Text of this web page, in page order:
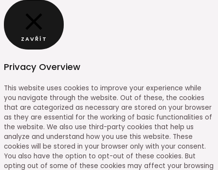
ZAVŘÍT
Privacy Overview
This website uses cookies to improve your experience while
you navigate through the website. Out of these, the cookies
that are categorized as necessary are stored on your browser
as they are essential for the working of basic functionalities of
the website. We also use third-party cookies that help us
analyze and understand how you use this website. These
cookies will be stored in your browser only with your consent.
You also have the option to opt-out of these cookies. But
opting out of some of these cookies may affect your browsing